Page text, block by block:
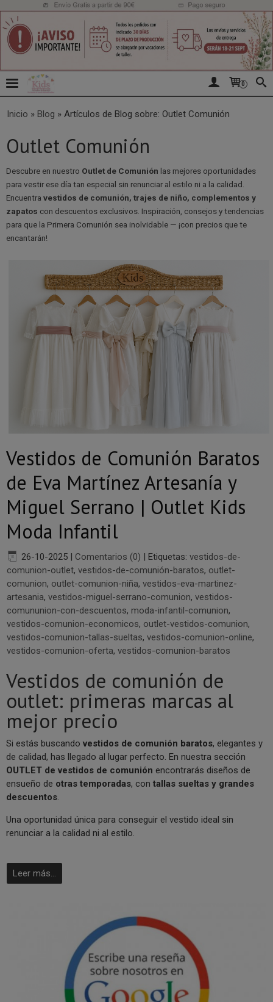
0
Inicio » Blog » Artículos de Blog sobre: Outlet Comunión
Outlet Comunión
Descubre en nuestro Outlet de Comunión las mejores oportunidades
para vestir ese día tan especial sin renunciar al estilo ni a la calidad.
Encuentra vestidos de comunión, trajes de niño, complementos y
zapatos con descuentos exclusivos. Inspiración, consejos y tendencias
para que la Primera Comunión sea inolvidable — ¡con precios que te
encantarán!
Vestidos de Comunión Baratos
de Eva Martínez Artesanía y
Miguel Serrano | Outlet Kids
Moda Infantil
26-10-2025 | Comentarios (0) | Etiquetas: vestidos-de-
comunion-outlet, vestidos-de-comunión-baratos, outlet-
comunion, outlet-comunion-niña, vestidos-eva-martinez-
artesania, vestidos-miguel-serrano-comunion, vestidos-
comununion-con-descuentos, moda-infantil-comunion,
vestidos-comunion-economicos, outlet-vestidos-comunion,
vestidos-comunion-tallas-sueltas, vestidos-comunion-online,
vestidos-comunion-oferta, vestidos-comunion-baratos
Vestidos de comunión de
outlet: primeras marcas al
mejor precio
Si estás buscando vestidos de comunión baratos, elegantes y
de calidad, has llegado al lugar perfecto. En nuestra sección
OUTLET de vestidos de comunión encontrarás diseños de
ensueño de otras temporadas, con tallas sueltas y grandes
descuentos.
Una oportunidad única para conseguir el vestido ideal sin
renunciar a la calidad ni al estilo.
Leer más...